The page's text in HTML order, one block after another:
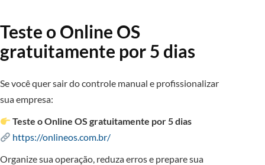
Teste o Online OS
gratuitamente por 5 dias
Se você quer sair do controle manual e profissionalizar
sua empresa:
Teste o Online OS gratuitamente por 5 dias
https://onlineos.com.br/
Organize sua operação, reduza erros e prepare sua